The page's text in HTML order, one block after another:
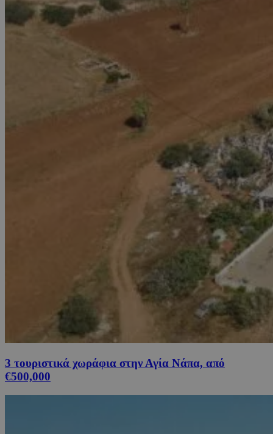
3 τουριστικά χωράφια στην Αγία Νάπα, από
€500,000